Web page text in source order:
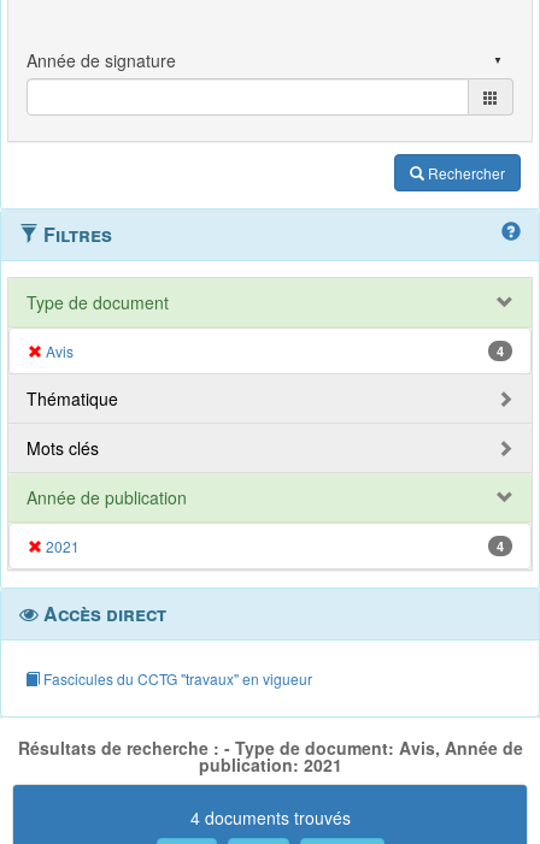
Rechercher
Filtres
Type de document
Avis 4
Thématique
Mots clés
Année de publication
2021 4
Accès direct
Fascicules du CCTG "travaux" en vigueur
Résultats de recherche : - Type de document: Avis, Année de
publication: 2021
4 documents trouvés